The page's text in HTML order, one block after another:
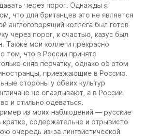
через порог. Однажды я
что для британцев это не является
англоговорящий коллега был готов
через порог, к счастью, казус был
Также мои коллеги прекрасно
том, что в России принято
сняв перчатку, однако об этом
приезжающие в Россию.
стороны у обеих культур
не опаздывают, а в России
и стильно одеваться.
из моих наблюдений — русские
кратко, содержательно и отрывисто
очередь из-за лингвистической